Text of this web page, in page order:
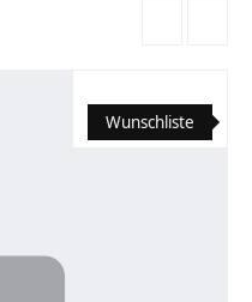
Wunschliste